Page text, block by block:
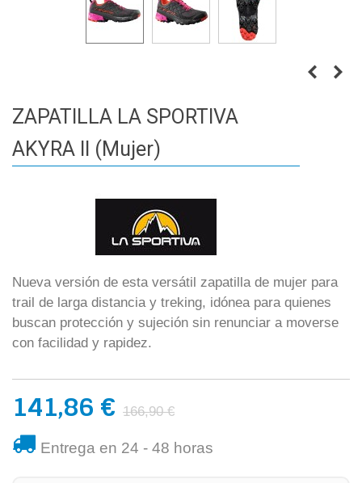
ZAPATILLA LA SPORTIVA
AKYRA II (Mujer)
Nueva versión de esta versátil zapatilla de mujer para
trail de larga distancia y treking, idónea para quienes
buscan protección y sujeción sin renunciar a moverse
con facilidad y rapidez.
141,86 € 166,90 €
Entrega en 24 - 48 horas